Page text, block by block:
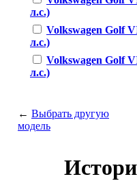
л.с.)
Volkswagen Golf
л.с.)
Volkswagen Golf
л.с.)
← Выбрать другую
модель